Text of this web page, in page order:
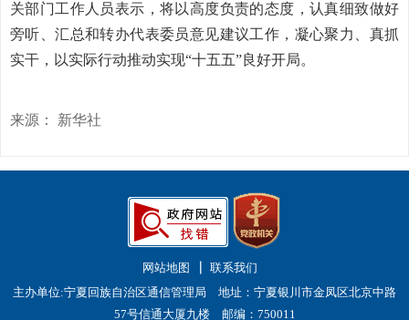
关部门工作人员表示，将以高度负责的态度，认真细致做好
旁听、汇总和转办代表委员意见建议工作，凝心聚力、真抓
实干，以实际行动推动实现“十五五”良好开局。
来源： 新华社
网站地图
联系我们
主办单位:宁夏回族自治区通信管理局 地址：宁夏银川市金凤区北京中路
57号信通大厦九楼 邮编：750011